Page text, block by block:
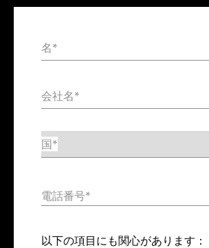
氏
名*
会社名*
国*
電話番号*
以下の項目にも関心があります：